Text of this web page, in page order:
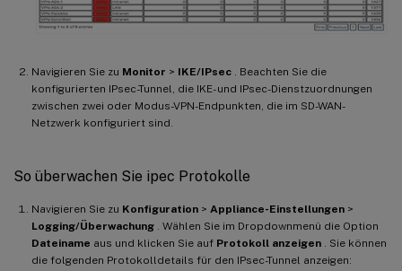
Navigieren Sie zu Monitor > IKE/IPsec . Beachten Sie die
konfigurierten IPsec-Tunnel, die IKE- und IPsec-Dienstzuordnungen
zwischen zwei oder Modus-VPN-Endpunkten, die im SD-WAN-
Netzwerk konfiguriert sind.
So überwachen Sie ipec Protokolle
Navigieren Sie zu Konfiguration > Appliance-Einstellungen >
Logging/Überwachung . Wählen Sie im Dropdownmenü die Option
Dateiname aus und klicken Sie auf Protokoll anzeigen . Sie können
die folgenden Protokolldetails für den IPsec-Tunnel anzeigen: